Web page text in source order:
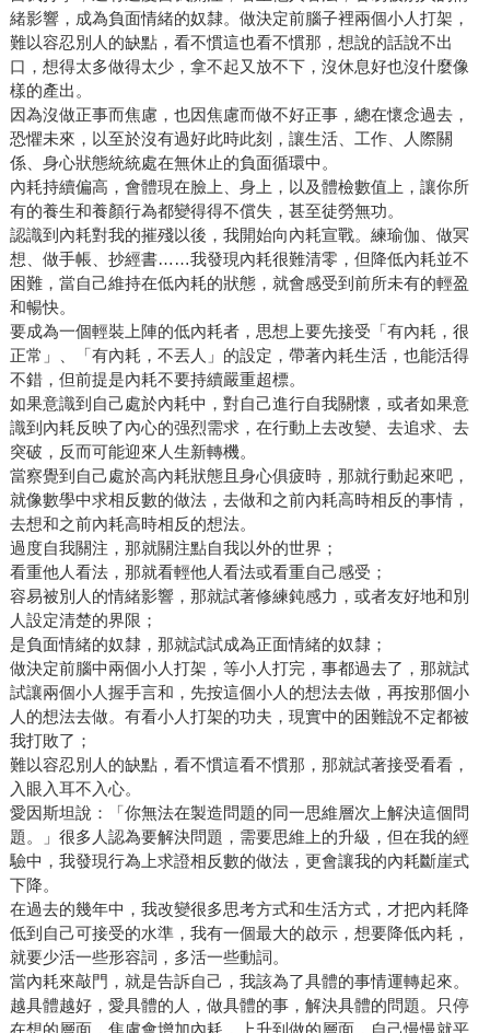
緒影響，成為負面情緒的奴隸。做決定前腦子裡兩個小人打架，
難以容忍別人的缺點，看不慣這也看不慣那，想說的話說不出
口，想得太多做得太少，拿不起又放不下，沒休息好也沒什麼像
樣的產出。
因為沒做正事而焦慮，也因焦慮而做不好正事，總在懷念過去，
恐懼未來，以至於沒有過好此時此刻，讓生活、工作、人際關
係、身心狀態統統處在無休止的負面循環中。
內耗持續偏高，會體現在臉上、身上，以及體檢數值上，讓你所
有的養生和養顏行為都變得得不償失，甚至徒勞無功。
認識到內耗對我的摧殘以後，我開始向內耗宣戰。練瑜伽、做冥
想、做手帳、抄經書……我發現內耗很難清零，但降低內耗並不
困難，當自己維持在低內耗的狀態，就會感受到前所未有的輕盈
和暢快。
要成為一個輕裝上陣的低內耗者，思想上要先接受「有內耗，很
正常」、「有內耗，不丟人」的設定，帶著內耗生活，也能活得
不錯，但前提是內耗不要持續嚴重超標。
如果意識到自己處於內耗中，對自己進行自我關懷，或者如果意
識到內耗反映了內心的强烈需求，在行動上去改變、去追求、去
突破，反而可能迎來人生新轉機。
當察覺到自己處於高內耗狀態且身心俱疲時，那就行動起來吧，
就像數學中求相反數的做法，去做和之前內耗高時相反的事情，
去想和之前內耗高時相反的想法。
過度自我關注，那就關注點自我以外的世界；
看重他人看法，那就看輕他人看法或看重自己感受；
容易被別人的情緒影響，那就試著修練鈍感力，或者友好地和別
人設定清楚的界限；
是負面情緒的奴隸，那就試試成為正面情緒的奴隸；
做決定前腦中兩個小人打架，等小人打完，事都過去了，那就試
試讓兩個小人握手言和，先按這個小人的想法去做，再按那個小
人的想法去做。有看小人打架的功夫，現實中的困難說不定都被
我打敗了；
難以容忍別人的缺點，看不慣這看不慣那，那就試著接受看看，
入眼入耳不入心。
愛因斯坦說：「你無法在製造問題的同一思維層次上解決這個問
題。」很多人認為要解決問題，需要思維上的升級，但在我的經
驗中，我發現行為上求證相反數的做法，更會讓我的內耗斷崖式
下降。
在過去的幾年中，我改變很多思考方式和生活方式，才把內耗降
低到自己可接受的水準，我有一個最大的啟示，想要降低內耗，
就要少活一些形容詞，多活一些動詞。
當內耗來敲門，就是告訴自己，我該為了具體的事情運轉起來。
越具體越好，愛具體的人，做具體的事，解決具體的問題。只停
在想的層面，焦慮會增加內耗，上升到做的層面，自己慢慢就平